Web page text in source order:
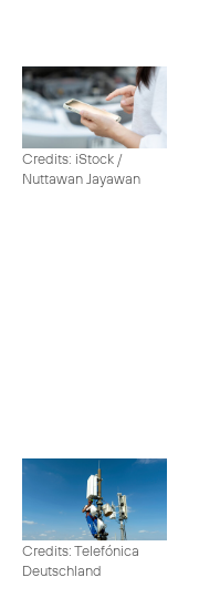
Credits: iStock /
Nuttawan Jayawan
Credits: Telefónica
Deutschland